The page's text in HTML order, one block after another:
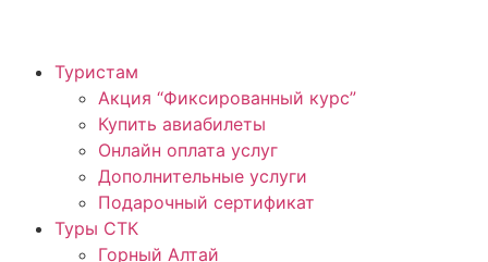
Туристам
Акция “Фиксированный курс”
Купить авиабилеты
Онлайн оплата услуг
Дополнительные услуги
Подарочный сертификат
Туры СТК
Горный Алтай